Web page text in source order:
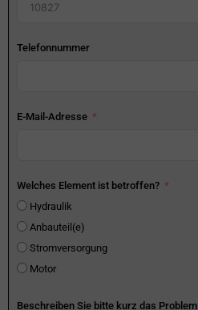
Telefonnummer
E-Mail-Adresse
Welches Element ist betroffen?
Hydraulik
Anbauteil(e)
Stromversorgung
Motor
Beschreiben Sie bitte kurz das Problem